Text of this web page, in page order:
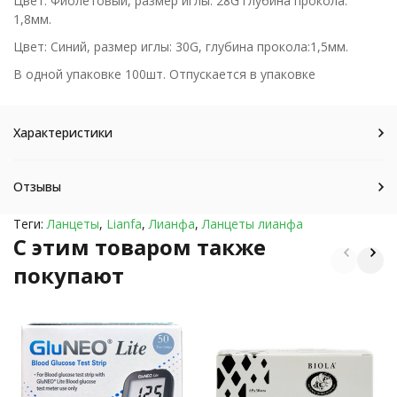
1,8мм.
Цвет: Синий, размер иглы: 30G, глубина прокола:1,5мм.
В одной упаковке 100шт. Отпускается в упаковке
Характеристики
Отзывы
Теги:Ланцеты, Lianfa,Лианфа,Ланцеты лианфа
C этим товаром также
покупают